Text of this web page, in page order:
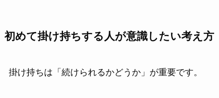
初めて掛け持ちする人が意識したい考え方
掛け持ちは「続けられるかどうか」が重要です。